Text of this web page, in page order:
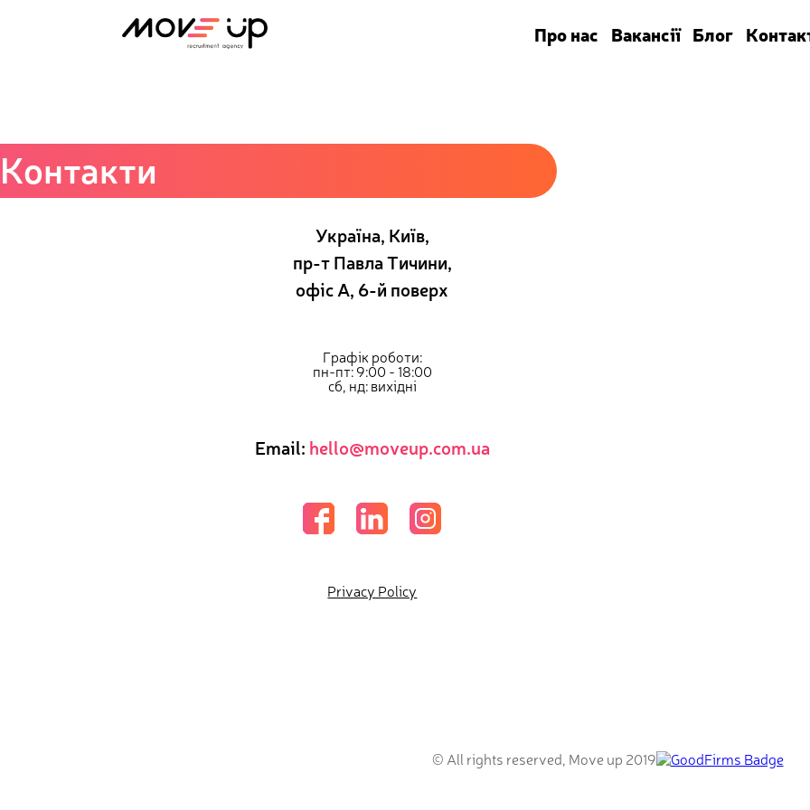
Про нас Вакансії Блог
Контакти
Україна, Київ,
пр-т Павла Тичини,
офіс А, 6-й поверх
Графік роботи:
пн-пт: 9:00 - 18:00
сб, нд: вихідні
Email: hello@moveup.com.ua
Privacy Policy
© All rights reserved, Move up 2019